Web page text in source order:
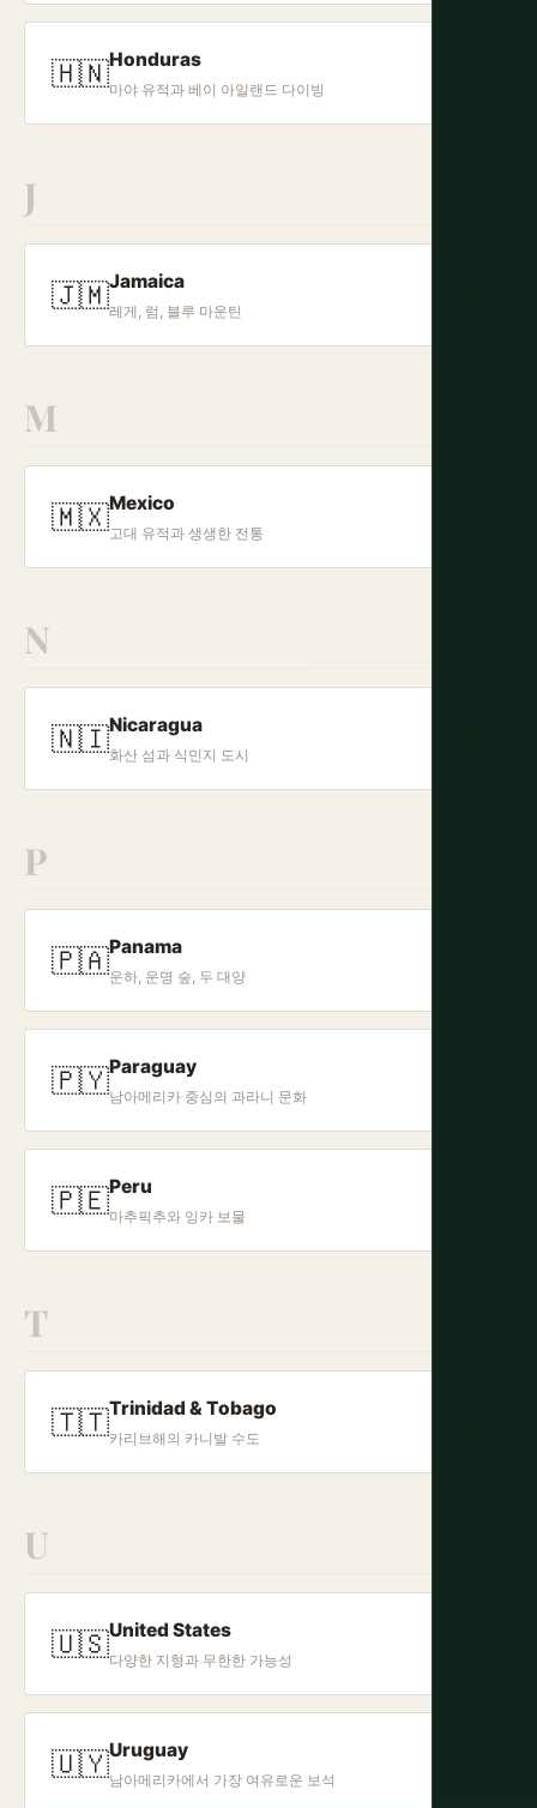
🇭🇳Honduras
마야 유적과 베이 아일랜드 다이빙
J
🇯🇲Jamaica
레게, 럼, 블루 마운틴
M
🇲🇽Mexico
고대 유적과 생생한 전통
N
🇳🇮Nicaragua
화산 섬과 식민지 도시
P
🇵🇦Panama
운하, 운명 숲, 두 대양
🇵🇾Paraguay
남아메리카 중심의 과라니 문화
🇵🇪Peru
마추픽추와 잉카 보물
T
🇹🇹Trinidad & Tobago
카리브해의 카니발 수도
U
🇺🇸United States
다양한 지형과 무한한 가능성
🇺🇾Uruguay
남아메리카에서 가장 여유로운 보석